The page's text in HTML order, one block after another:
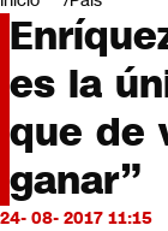
Deportes
Programas
Cultura
Servicios
Bits
CNN Data
CNN tiempo
Futuro 360
es la
que de
ganar”
24- 08- 2017 11:15